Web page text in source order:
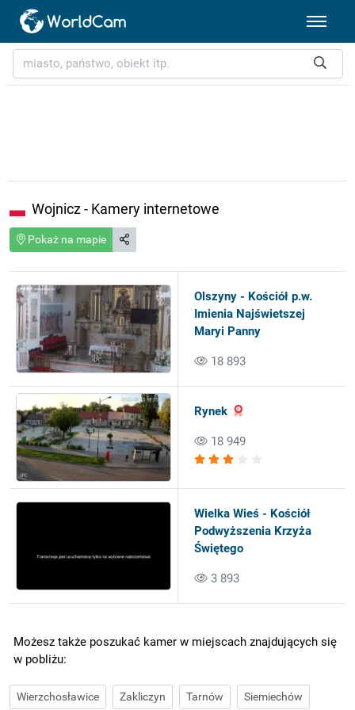
Wojnicz - Kamery internetowe
Pokaż na mapie
Olszyny - Kościół p.w.
Imienia Najświetszej
Maryi Panny
18 893
Rynek
18 949
Wielka Wieś - Kościół
Podwyższenia Krzyża
Świętego
3 893
Możesz także poszukać kamer w miejscach znajdujących się
w pobliżu:
Wierzchosławice Zakliczyn Tarnów Siemiechów